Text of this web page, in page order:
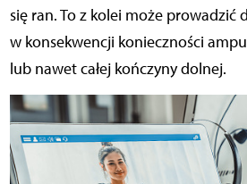
się ran. To z kolei może prowadzić
w konsekwencji konieczności
lub nawet całej kończyny dolnej.